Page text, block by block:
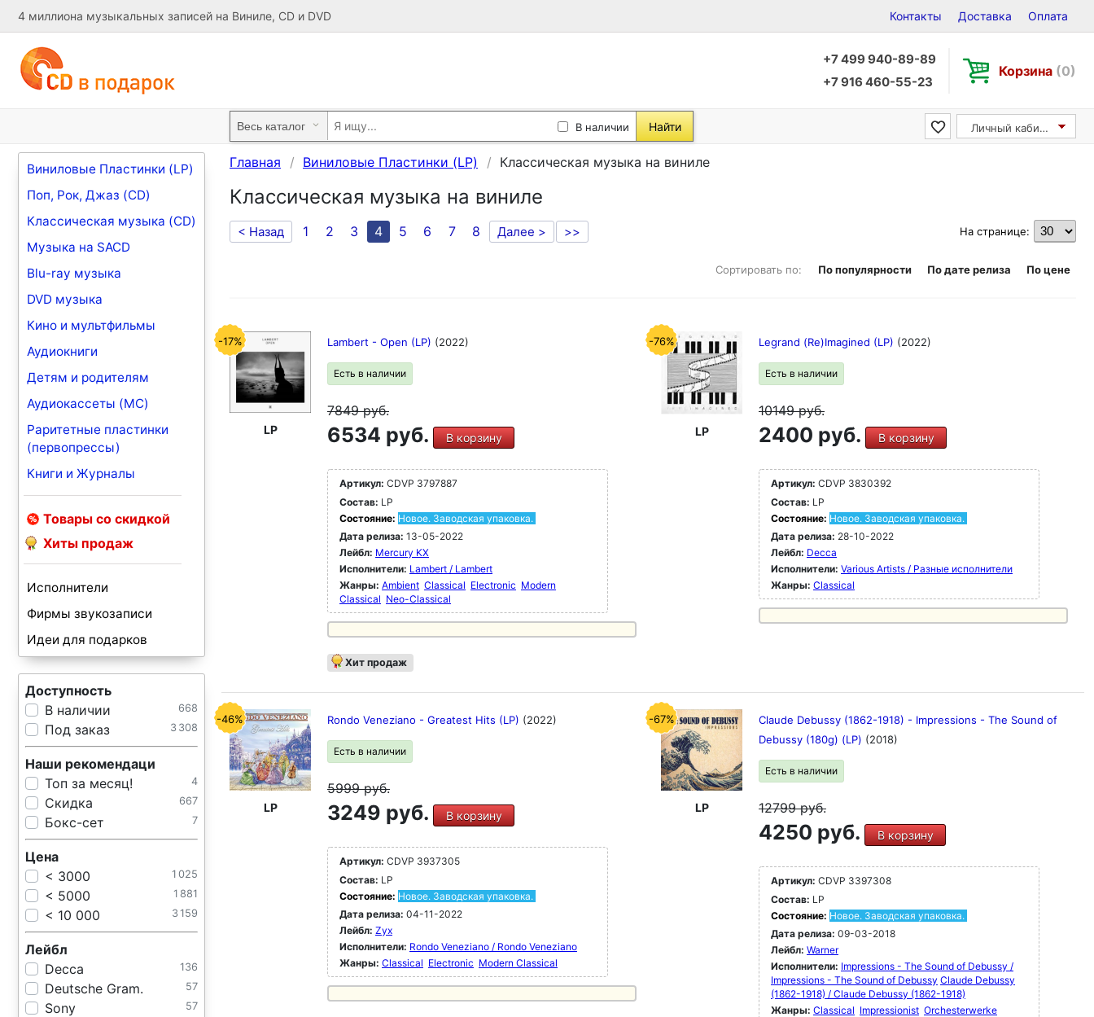
4 миллиона музыкальных записей на Виниле, CD и DVD Контакты Доставка Оплата
+7 499 940-89-89
+7 916 460-55-23
Корзина (0)
В наличии Найти Личный кабинет
Виниловые Пластинки (LP)
Поп, Рок, Джаз (CD)
Классическая музыка (CD)
Музыка на SACD
Blu-ray музыка
DVD музыка
Кино и мультфильмы
Аудиокниги
Детям и родителям
Аудиокассеты (MC)
Раритетные пластинки
(первопрессы)
Книги и Журналы
Товары со скидкой
Хиты продаж
Исполнители
Фирмы звукозаписи
Идеи для подарков
Доступность
В наличии
668
Под заказ 3 308
Наши рекомендаци
Топ за месяц!
4
Скидка 667
Бокс-сет 7
Цена
< 3000
1 025
< 5000 1 881
< 10 000 3 159
Лейбл
Decca
136
Deutsche Gram. 57
Sony 57
Главная Виниловые Пластинки (LP) Классическая музыка на виниле
Классическая музыка на виниле
< Назад 1 2 3 4 5 6 7 8 Далее > >> На странице:
Сортировать по: По популярности По дате релиза По цене
-17%
LP
Lambert - Open (LP) (2022)
Есть в наличии
7849руб.
6534 руб. В корзину
Артикул: CDVP 3797887
Состав: LP
Состояние: Новое. Заводская упаковка.
Дата релиза: 13-05-2022
Лейбл: Mercury KX
Исполнители: Lambert / Lambert
Жанры: Ambient Classical Electronic Modern
Classical Neo-Classical
Хит продаж
-76%
LP
Legrand (Re)Imagined (LP) (2022)
Есть в наличии
10149руб.
2400 руб. В корзину
Артикул: CDVP 3830392
Состав: LP
Состояние: Новое. Заводская упаковка.
Дата релиза: 28-10-2022
Лейбл: Decca
Исполнители: Various Artists / Разные исполнители
Жанры: Classical
-46%
LP
Rondo Veneziano - Greatest Hits (LP) (2022)
Есть в наличии
5999руб.
3249 руб. В корзину
Артикул: CDVP 3937305
Состав: LP
Состояние: Новое. Заводская упаковка.
Дата релиза: 04-11-2022
Лейбл: Zyx
Исполнители: Rondo Veneziano / Rondo Veneziano
Жанры: Classical Electronic Modern Classical
-67%
LP
Claude Debussy (1862-1918) - Impressions - The Sound of
Debussy (180g) (LP) (2018)
Есть в наличии
12799руб.
4250 руб. В корзину
Артикул: CDVP 3397308
Состав: LP
Состояние: Новое. Заводская упаковка.
Дата релиза: 09-03-2018
Лейбл: Warner
Исполнители: Impressions - The Sound of Debussy /
Impressions - The Sound of Debussy Claude Debussy
(1862-1918) / Claude Debussy (1862-1918)
Жанры: Classical Impressionist Orchesterwerke